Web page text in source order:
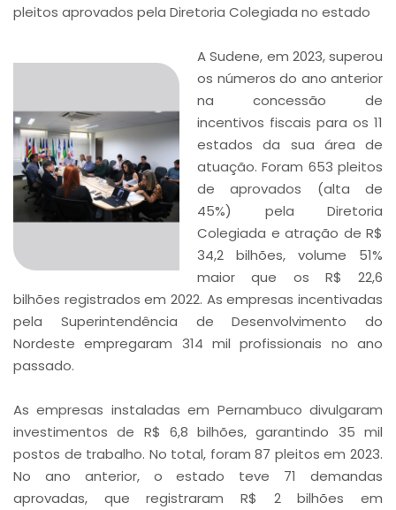
pleitos aprovados pela Diretoria Colegiada no estado
A Sudene, em 2023, superou
os números do ano anterior
na concessão de
incentivos fiscais para os 11
estados da sua área de
atuação. Foram 653 pleitos
de aprovados (alta de
45%) pela Diretoria
Colegiada e atração de R$
34,2 bilhões, volume 51%
maior que os R$ 22,6
bilhões registrados em 2022. As empresas incentivadas
pela Superintendência de Desenvolvimento do
Nordeste empregaram 314 mil profissionais no ano
passado.
As empresas instaladas em Pernambuco divulgaram
investimentos de R$ 6,8 bilhões, garantindo 35 mil
postos de trabalho. No total, foram 87 pleitos em 2023.
No ano anterior, o estado teve 71 demandas
aprovadas, que registraram R$ 2 bilhões em